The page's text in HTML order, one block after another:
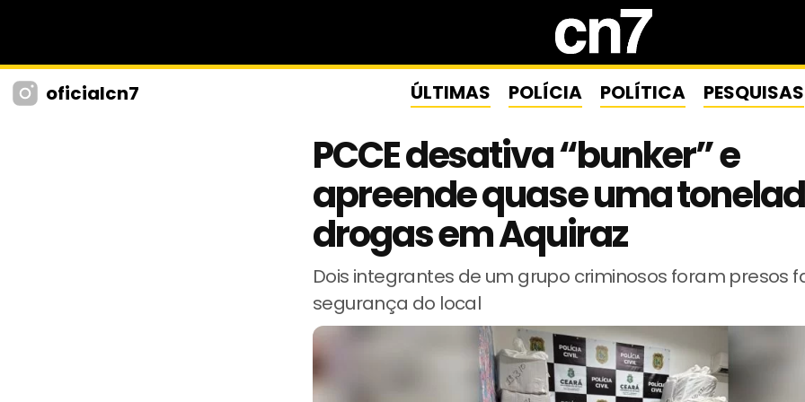
oficialcn7 ÚLTIMAS POLÍCIA POLÍTICA PESQUISAS
PCCE desativa “bunker” e
apreende quase uma
drogas em Aquiraz
Dois integrantes de um grupo criminosos foram presos
segurança do local